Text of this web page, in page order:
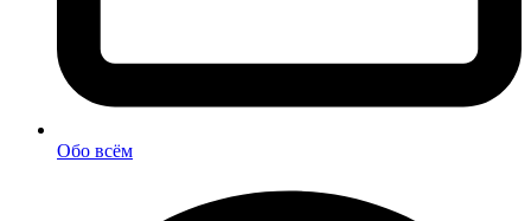
Обо всём